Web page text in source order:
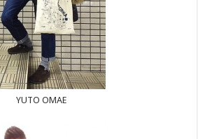
YUTO OMAE